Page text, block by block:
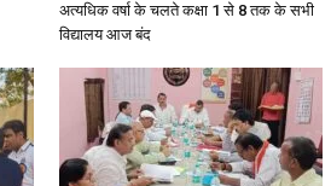
अत्यधिक वर्षा के चलते कक्षा 1 से 8 तक के सभी
विद्यालय आज बंद